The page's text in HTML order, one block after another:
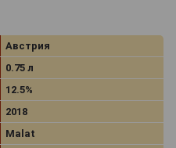
Австрия
0.75 л
12.5%
2018
Malat